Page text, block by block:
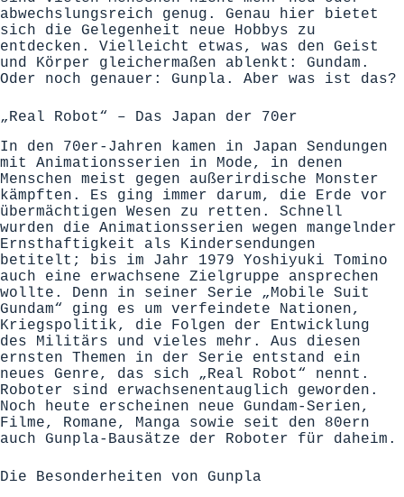
abwechslungsreich genug. Genau hier bietet
sich die Gelegenheit neue Hobbys zu
entdecken. Vielleicht etwas, was den Geist
und Körper gleichermaßen ablenkt: Gundam.
Oder noch genauer: Gunpla. Aber was ist das?
„Real Robot“ – Das Japan der 70er
In den 70er-Jahren kamen in Japan Sendungen
mit Animationsserien in Mode, in denen
Menschen meist gegen außerirdische Monster
kämpften. Es ging immer darum, die Erde vor
übermächtigen Wesen zu retten. Schnell
wurden die Animationsserien wegen mangelnder
Ernsthaftigkeit als Kindersendungen
betitelt; bis im Jahr 1979 Yoshiyuki Tomino
auch eine erwachsene Zielgruppe ansprechen
wollte. Denn in seiner Serie „Mobile Suit
Gundam“ ging es um verfeindete Nationen,
Kriegspolitik, die Folgen der Entwicklung
des Militärs und vieles mehr. Aus diesen
ernsten Themen in der Serie entstand ein
neues Genre, das sich „Real Robot“ nennt.
Roboter sind erwachsenentauglich geworden.
Noch heute erscheinen neue Gundam-Serien,
Filme, Romane, Manga sowie seit den 80ern
auch Gunpla-Bausätze der Roboter für daheim.
Die Besonderheiten von Gunpla